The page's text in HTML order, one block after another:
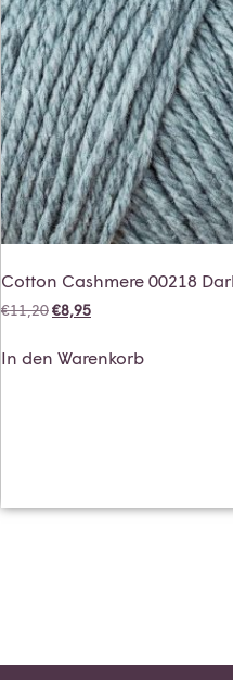
Cotton Cashmere 00218
€11,20€8,95
In den Warenkorb